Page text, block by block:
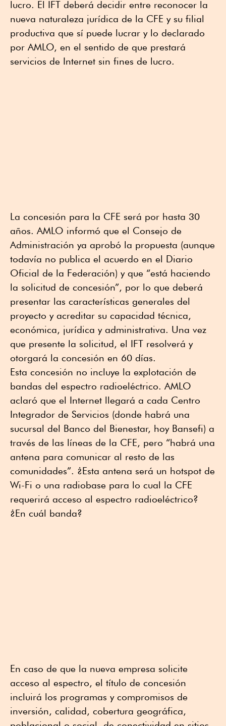
lucro. El IFT deberá decidir entre reconocer la
nueva naturaleza jurídica de la CFE y su filial
productiva que sí puede lucrar y lo declarado
por AMLO, en el sentido de que prestará
servicios de Internet sin fines de lucro.
La concesión para la CFE será por hasta 30
años. AMLO informó que el Consejo de
Administración ya aprobó la propuesta (aunque
todavía no publica el acuerdo en el Diario
Oficial de la Federación) y que “está haciendo
la solicitud de concesión”, por lo que deberá
presentar las características generales del
proyecto y acreditar su capacidad técnica,
económica, jurídica y administrativa. Una vez
que presente la solicitud, el IFT resolverá y
otorgará la concesión en 60 días.
Esta concesión no incluye la explotación de
bandas del espectro radioeléctrico. AMLO
aclaró que el Internet llegará a cada Centro
Integrador de Servicios (donde habrá una
sucursal del Banco del Bienestar, hoy Bansefi) a
través de las líneas de la CFE, pero “habrá una
antena para comunicar al resto de las
comunidades”. ¿Esta antena será un hotspot de
Wi-Fi o una radiobase para lo cual la CFE
requerirá acceso al espectro radioeléctrico?
¿En cuál banda?
En caso de que la nueva empresa solicite
acceso al espectro, el título de concesión
incluirá los programas y compromisos de
inversión, calidad, cobertura geográfica,